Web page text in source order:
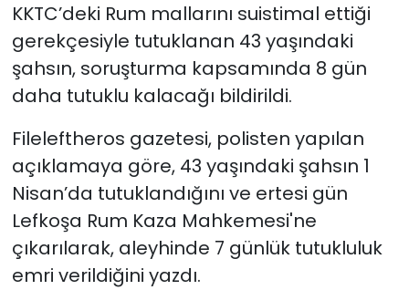
KKTC’deki Rum mallarını suistimal ettiği
gerekçesiyle tutuklanan 43 yaşındaki
şahsın, soruşturma kapsamında 8 gün
daha tutuklu kalacağı bildirildi.
Fileleftheros gazetesi, polisten yapılan
açıklamaya göre, 43 yaşındaki şahsın 1
Nisan’da tutuklandığını ve ertesi gün
Lefkoşa Rum Kaza Mahkemesi'ne
çıkarılarak, aleyhinde 7 günlük tutukluluk
emri verildiğini yazdı.
SAĞLIK
Spor
Teknoloji
TÜRKiYE
Video Galeri
YAŞAM